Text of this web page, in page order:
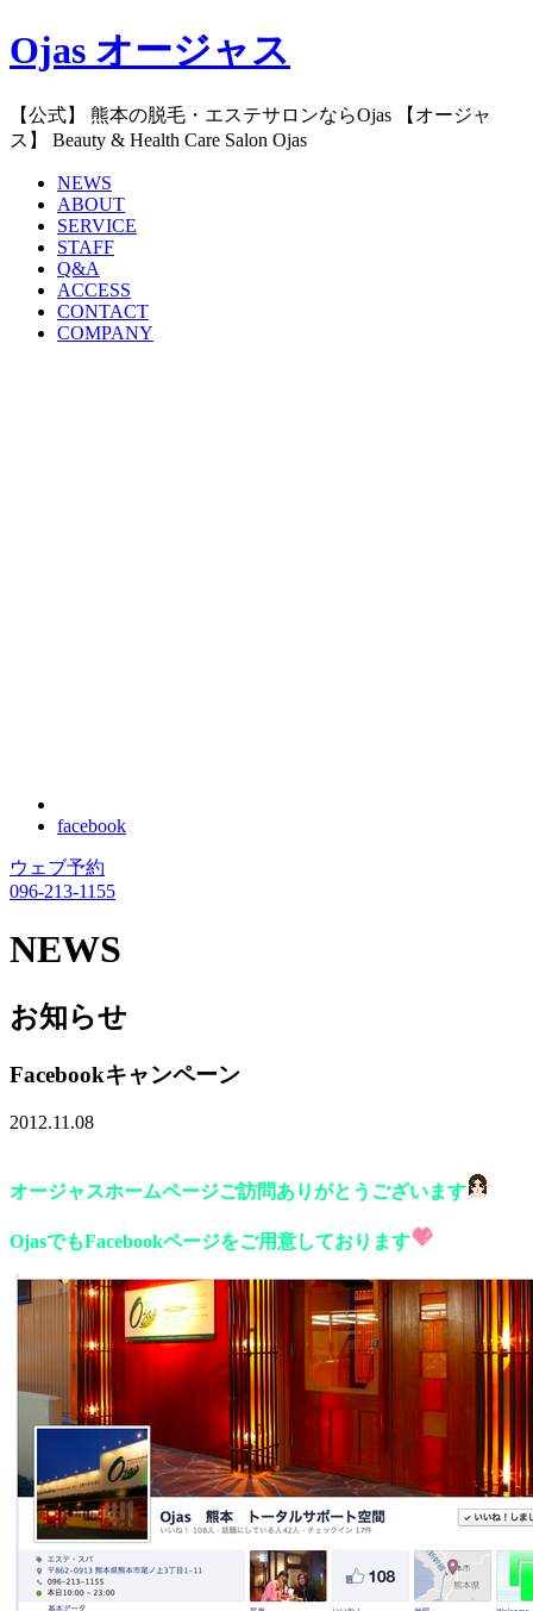
Ojas オージャス
【公式】 熊本の脱毛・エステサロンならOjas 【オージャ
ス】 Beauty & Health Care Salon Ojas
NEWS
ABOUT
SERVICE
STAFF
Q&A
ACCESS
CONTACT
COMPANY
facebook
ウェブ予約
096-213-1155
NEWS
お知らせ
Facebookキャンペーン
2012.11.08
オージャスホームページご訪問ありがとうございます
OjasでもFacebookページをご用意しております